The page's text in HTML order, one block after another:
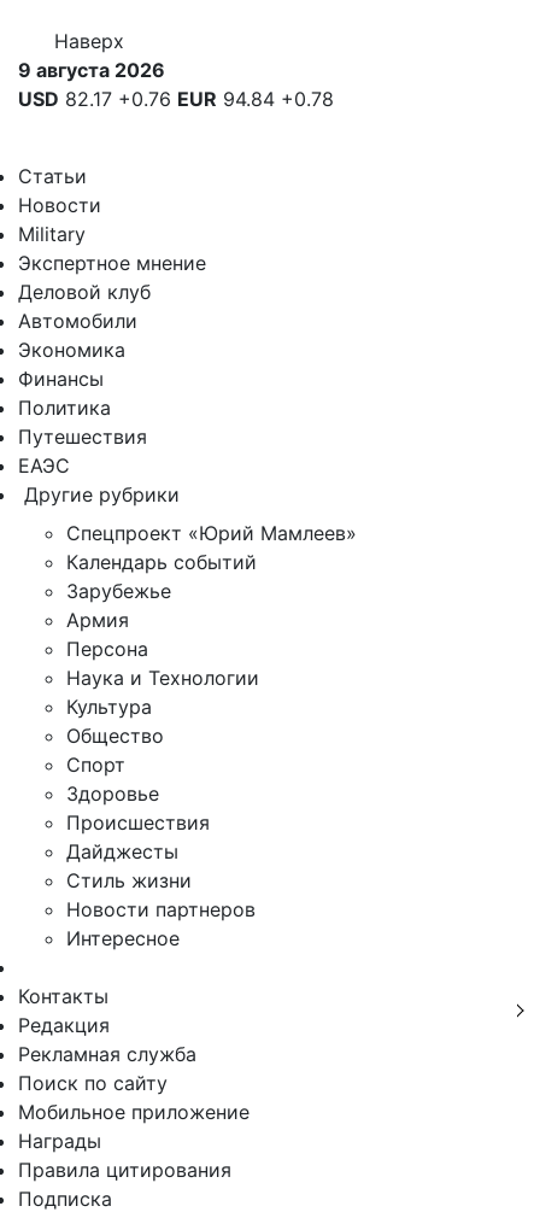
Наверх
9 августа 2026
USD 82.17 +0.76 EUR 94.84 +0.78
Статьи
Новости
Military
Экспертное мнение
Деловой клуб
Автомобили
Экономика
Финансы
Политика
Путешествия
ЕАЭС
Другие рубрики
Спецпроект «Юрий Мамлеев»
Календарь событий
Зарубежье
Армия
Персона
Наука и Технологии
Культура
Общество
Спорт
Здоровье
Происшествия
Дайджесты
Стиль жизни
Новости партнеров
Интересное
Контакты
Редакция
Рекламная служба
Поиск по сайту
Мобильное приложение
Награды
Правила цитирования
Подписка